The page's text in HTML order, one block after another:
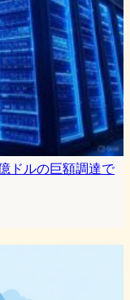
ドルの巨額調達で